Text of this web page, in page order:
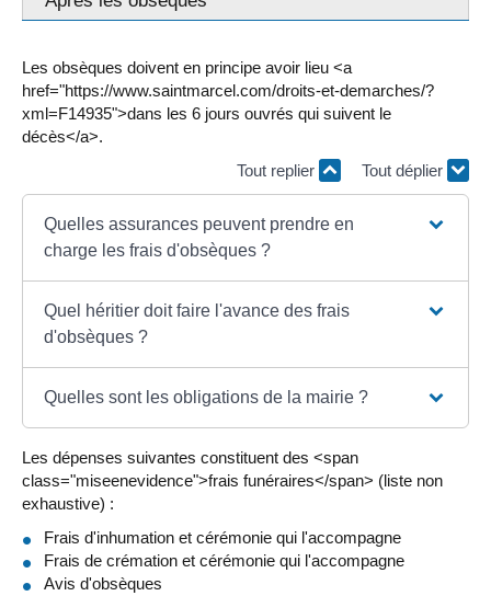
Les obsèques doivent en principe avoir lieu <a
href="https://www.saintmarcel.com/droits-et-demarches/?
xml=F14935">dans les 6 jours ouvrés qui suivent le
décès</a>.
Tout replier
Tout déplier
Quelles assurances peuvent prendre en
charge les frais d'obsèques ?
Quel héritier doit faire l'avance des frais
d'obsèques ?
Quelles sont les obligations de la mairie ?
Les dépenses suivantes constituent des <span
class="miseenevidence">frais funéraires</span> (liste non
exhaustive) :
Frais d'inhumation et cérémonie qui l'accompagne
Frais de crémation et cérémonie qui l'accompagne
Avis d'obsèques